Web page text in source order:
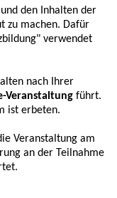
den Inhalten der
zu machen. Dafür
verwendet
nach Ihrer
Veranstaltung führt.
ist erbeten.
Veranstaltung am
an der Teilnahme